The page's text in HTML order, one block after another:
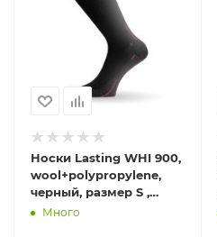
Носки Lasting WHI 900,
wool+polypropylene,
черный, размер S ,
WHI900-S
Много